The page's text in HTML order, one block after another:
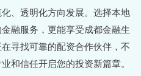
、透明化方向发展。选择本地
融服务，更能享受成都金融生
寻找可靠的配资合作伙伴，不
和信任开启您的投资新篇章。